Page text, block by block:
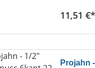
11,51 €*
Projahn